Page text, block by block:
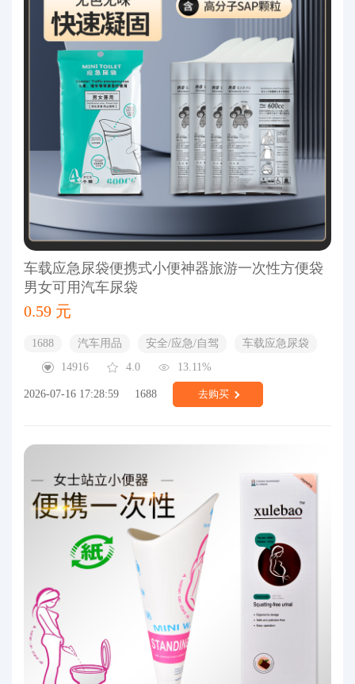
车载应急尿袋便携式小便神器旅游一次性方便袋
男女可用汽车尿袋
0.59 元
1688 汽车用品 安全/应急/自驾
车载应急尿袋
14916
4.0 13.11%
2026-07-16 17:28:59 1688 去购买